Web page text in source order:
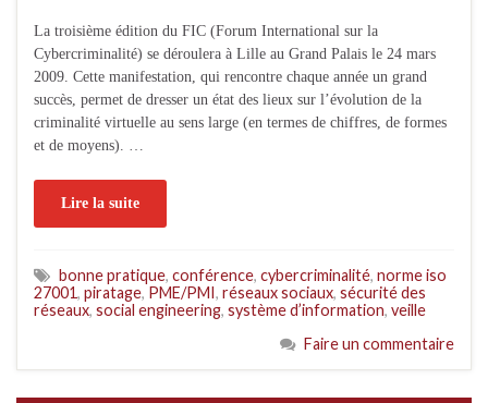
La troisième édition du FIC (Forum International sur la
Cybercriminalité) se déroulera à Lille au Grand Palais le 24 mars
2009. Cette manifestation, qui rencontre chaque année un grand
succès, permet de dresser un état des lieux sur l’évolution de la
criminalité virtuelle au sens large (en termes de chiffres, de formes
et de moyens). …
Lire la suite
bonne pratique, conférence, cybercriminalité, norme iso
27001, piratage, PME/PMI, réseaux sociaux, sécurité des
réseaux, social engineering, système d’information, veille
Faire un commentaire